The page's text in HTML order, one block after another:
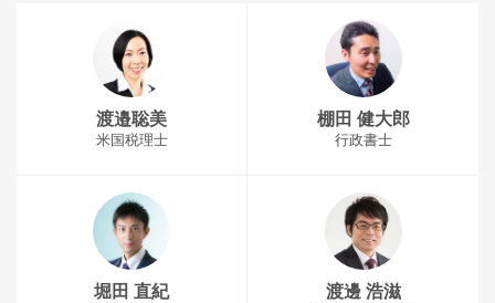
渡邉聡美
米国税理士
棚田 健大郎
行政書士
堀田 直紀 渡邊 浩滋